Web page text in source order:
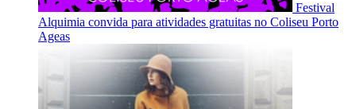
Festival
Alquimia convida para atividades gratuitas no Coliseu Porto
Ageas